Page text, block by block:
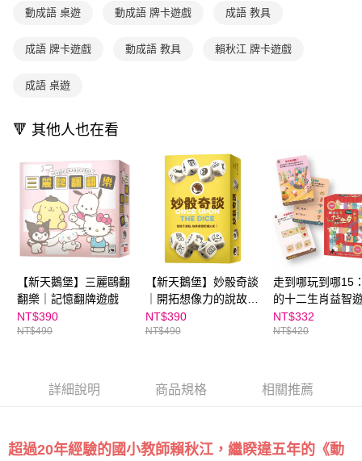
1.本服務係由「台灣大哥大股份有限公司」（以下簡稱本公司）所提供，讓
買賣價金債權讓與本公司後，依約使用本公司帳單繳交帳款。
由本公司與您本人進行分期帳單所需資料之確認、核對及更正。
ATM／網路銀行／等多元方式進行付款，方視為交易完成。
※ 請注意：結帳手續完成當下不需立刻繳費，但若您需要取消訂單，請聯絡
後付繳納相關費用。
是否繳費成功／繳費後需取消欲退款等相關疑問，請聯繫「AFTEE先享後付
客戶支援中心」
【注意事項】
１．透過由恩沛科技股份有限公司提供之「AFTEE先享後付」服務完成之交
易，需依本服務之必要範圍內提供個人資料，並將交易相關給付款項請求債
權轉讓予恩沛科技股份有限公司。
２．關於個人資料處理事宜，請瀏覽以下網址：
https://aftee.tw/terms/#terms3
３．未成年的使用者請事先徵得法定代理人或監護人之同意方可使用
「AFTEE先享後付」，若未經同意申辦者引起之損失，本公司不負相關責
任。
４．使用「AFTEE先享後付」時，將依據個別帳號之用戶狀況，依本公司即
請求用戶進行身份認證。
５．嚴禁一人註冊多個帳號或使用他人資訊註冊。若發現惡意使用之情形，
恩沛科技股份有限公司將有權停止該用戶之使用額度並採取法律行動。
國內宅配/郵寄 (不適用離島、海外及郵局i郵箱)
每筆NT$200
動成語 桌遊 動成語 牌卡遊戲 成語 教具
成語 牌卡遊戲 動成語 教具 賴秋江 牌卡遊戲
成語 桌遊
🔻 其他人也在看
【新天鵝堡】三麗鷗翻
翻樂｜記憶翻牌遊戲
NT$390
NT$490
【新天鵝堡】妙骰奇談
｜開拓想像力的說故事
遊戲
NT$390
NT$490
走到哪玩到哪15
的十二生肖益智
100(基礎版) (附
書寫用卡片50張
NT$332
NT$420
詳細說明 商品規格 相關推薦
超過20年經驗的國小教師賴秋江，繼睽違五年的《動